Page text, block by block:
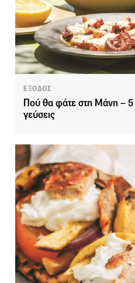
ΕΞΟΔΟΣ
Πού θα φάτε στη Μάνη – 5
γεύσεις